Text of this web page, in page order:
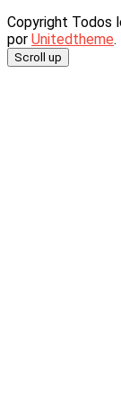
Copyright Todos
por Unitedtheme.
Scroll up